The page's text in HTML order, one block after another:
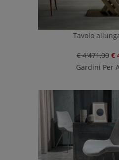
Tavolo
€ 4'471,00 €
Gardini Per